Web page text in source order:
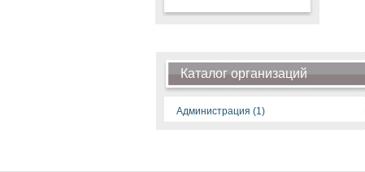
Каталог организаций
Администрация (1)